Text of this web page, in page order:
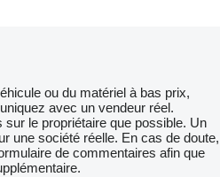
ou du matériel à bas prix,
avec un vendeur réel.
le propriétaire que possible. Un
une société réelle. En cas de doute,
de commentaires afin que